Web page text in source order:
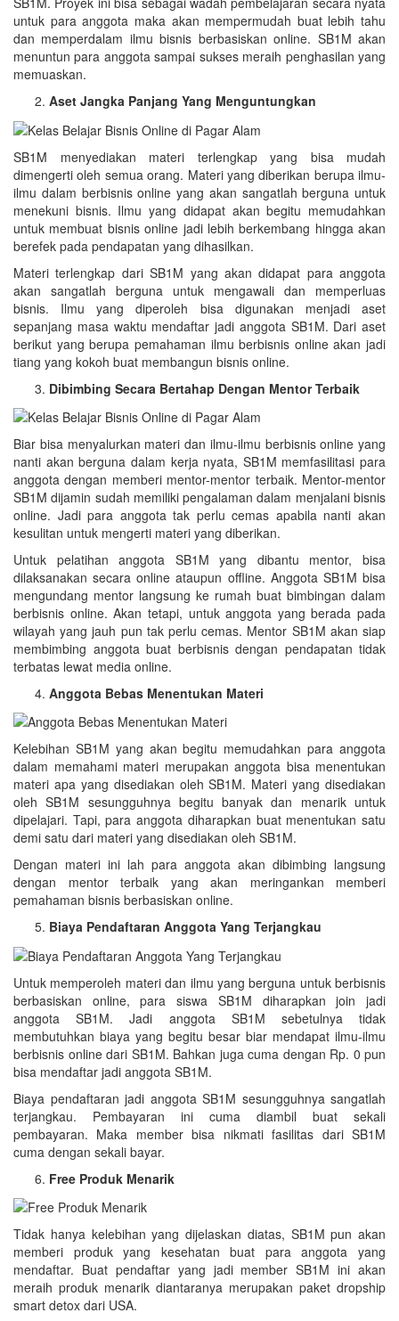
untuk para anggota maka akan mempermudah buat lebih tahu
dan memperdalam ilmu bisnis berbasiskan online. SB1M akan
menuntun para anggota sampai sukses meraih penghasilan yang
memuaskan.
Aset Jangka Panjang Yang Menguntungkan
SB1M menyediakan materi terlengkap yang bisa mudah
dimengerti oleh semua orang. Materi yang diberikan berupa ilmu-
ilmu dalam berbisnis online yang akan sangatlah berguna untuk
menekuni bisnis. Ilmu yang didapat akan begitu memudahkan
untuk membuat bisnis online jadi lebih berkembang hingga akan
berefek pada pendapatan yang dihasilkan.
Materi terlengkap dari SB1M yang akan didapat para anggota
akan sangatlah berguna untuk mengawali dan memperluas
bisnis. Ilmu yang diperoleh bisa digunakan menjadi aset
sepanjang masa waktu mendaftar jadi anggota SB1M. Dari aset
berikut yang berupa pemahaman ilmu berbisnis online akan jadi
tiang yang kokoh buat membangun bisnis online.
Dibimbing Secara Bertahap Dengan Mentor Terbaik
Biar bisa menyalurkan materi dan ilmu-ilmu berbisnis online yang
nanti akan berguna dalam kerja nyata, SB1M memfasilitasi para
anggota dengan memberi mentor-mentor terbaik. Mentor-mentor
SB1M dijamin sudah memiliki pengalaman dalam menjalani bisnis
online. Jadi para anggota tak perlu cemas apabila nanti akan
kesulitan untuk mengerti materi yang diberikan.
Untuk pelatihan anggota SB1M yang dibantu mentor, bisa
dilaksanakan secara online ataupun offline. Anggota SB1M bisa
mengundang mentor langsung ke rumah buat bimbingan dalam
berbisnis online. Akan tetapi, untuk anggota yang berada pada
wilayah yang jauh pun tak perlu cemas. Mentor SB1M akan siap
membimbing anggota buat berbisnis dengan pendapatan tidak
terbatas lewat media online.
Anggota Bebas Menentukan Materi
Kelebihan SB1M yang akan begitu memudahkan para anggota
dalam memahami materi merupakan anggota bisa menentukan
materi apa yang disediakan oleh SB1M. Materi yang disediakan
oleh SB1M sesungguhnya begitu banyak dan menarik untuk
dipelajari. Tapi, para anggota diharapkan buat menentukan satu
demi satu dari materi yang disediakan oleh SB1M.
Dengan materi ini lah para anggota akan dibimbing langsung
dengan mentor terbaik yang akan meringankan memberi
pemahaman bisnis berbasiskan online.
Biaya Pendaftaran Anggota Yang Terjangkau
Untuk memperoleh materi dan ilmu yang berguna untuk berbisnis
berbasiskan online, para siswa SB1M diharapkan join jadi
anggota SB1M. Jadi anggota SB1M sebetulnya tidak
membutuhkan biaya yang begitu besar biar mendapat ilmu-ilmu
berbisnis online dari SB1M. Bahkan juga cuma dengan Rp. 0 pun
bisa mendaftar jadi anggota SB1M.
Biaya pendaftaran jadi anggota SB1M sesungguhnya sangatlah
terjangkau. Pembayaran ini cuma diambil buat sekali
pembayaran. Maka member bisa nikmati fasilitas dari SB1M
cuma dengan sekali bayar.
Free Produk Menarik
Tidak hanya kelebihan yang dijelaskan diatas, SB1M pun akan
memberi produk yang kesehatan buat para anggota yang
mendaftar. Buat pendaftar yang jadi member SB1M ini akan
meraih produk menarik diantaranya merupakan paket dropship
smart detox dari USA.